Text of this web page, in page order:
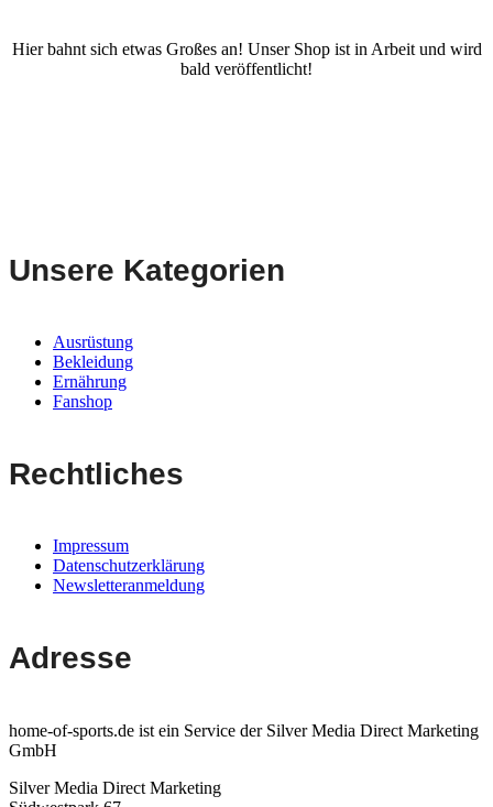
Hier bahnt sich etwas Großes an! Unser Shop ist in Arbeit und wird
bald veröffentlicht!
Unsere Kategorien
Ausrüstung
Bekleidung
Ernährung
Fanshop
Rechtliches
Impressum
Datenschutzerklärung
Newsletteranmeldung
Adresse
home-of-sports.de ist ein Service der Silver Media Direct Marketing
GmbH
Silver Media Direct Marketing